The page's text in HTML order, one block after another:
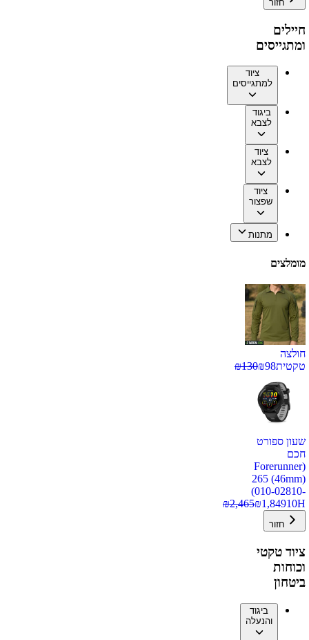
חזור
חיילים
ומתגייסים
ציוד
למתגייסים
ביגוד
לצבא
ציוד
לצבא
ציוד
שפצור
מתנות
מומלצים
חולצה
טקטית
₪98
₪130
שעון ספורט
חכם
(Forerunner
265 (46mm)
(010-02810-
10H
₪1,849
₪2,465
חזור
ציוד טקטי
וכוחות
ביטחון
ביגוד
והנעלה